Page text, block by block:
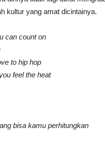
kultur yang amat dicintainya.
can count on
to hip hop
feel the heat
bisa kamu perhitungkan